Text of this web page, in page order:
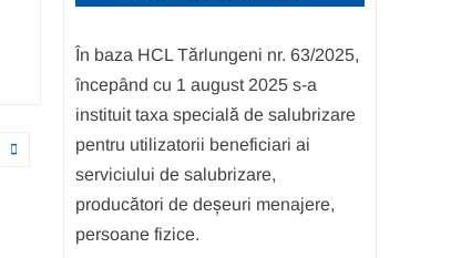
În baza HCL Tărlungeni nr. 63/2025,
începând cu 1 august 2025 s-a
instituit taxa specială de salubrizare
pentru utilizatorii beneficiari ai
serviciului de salubrizare,
producători de deșeuri menajere,
persoane fizice.